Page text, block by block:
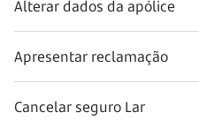
Alterar dados da apólice
Apresentar reclamação
Cancelar seguro Lar